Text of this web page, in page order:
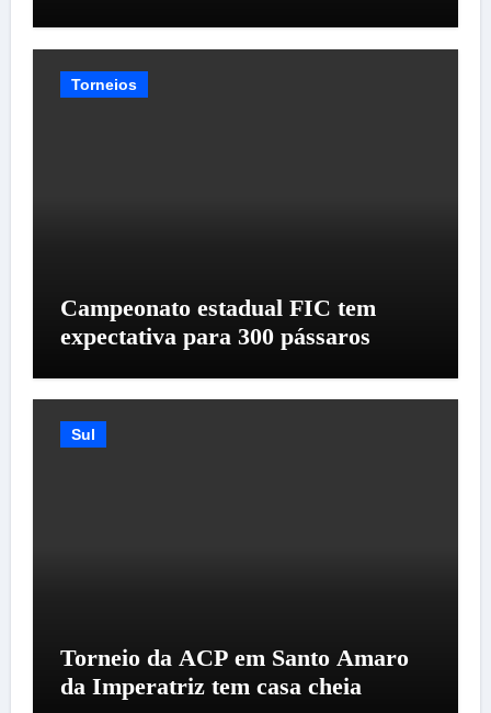
Torneios
Campeonato estadual FIC tem
expectativa para 300 pássaros
Sul
Torneio da ACP em Santo Amaro
da Imperatriz tem casa cheia